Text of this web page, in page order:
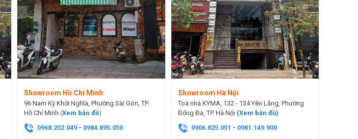
Showroom Hồ Chí Minh
96 Nam Kỳ Khởi Nghĩa, Phường Sài Gòn, TP.
Hồ Chí Minh(Xem bản đồ)
0968.202.049 - 0984.895.050
Showroom Hà Nội
Toà nhà KYMA, 132 - 134 Yên Lãng, Phường
Đống Đa, TP. Hà Nội (Xem bản đồ)
0906.825.051 - 0981.149.900